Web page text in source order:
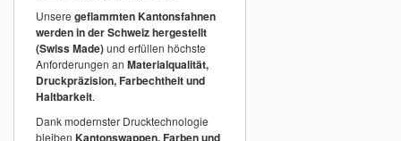
Unsere geflammten Kantonsfahnen
werden in der Schweiz hergestellt
(Swiss Made)und erfüllen höchste
Anforderungen an Materialqualität,
Druckpräzision, Farbechtheit und
Haltbarkeit.
Dank modernster Drucktechnologie
bleiben Kantonswappen, Farben und